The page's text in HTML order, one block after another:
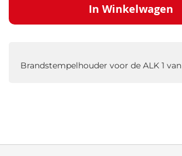
In Winkelwagen
Brandstempelhouder voor de ALK 1